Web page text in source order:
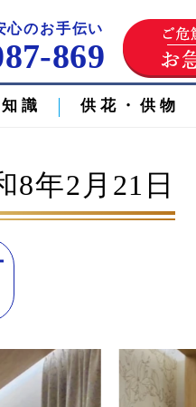
心のお手伝い
869
識 供花・供物
年2月21日